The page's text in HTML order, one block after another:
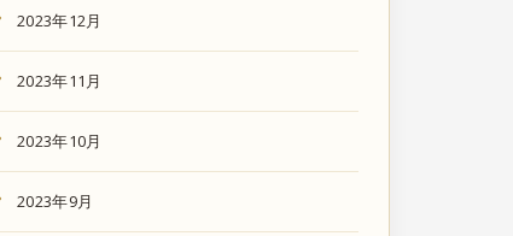
2023年12月
2023年11月
2023年10月
2023年9月